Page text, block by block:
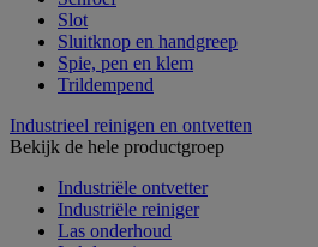
Slot
Sluitknop en handgreep
Spie, pen en klem
Trildempend
Industrieel reinigen en ontvetten
Bekijk de hele productgroep
Industriële ontvetter
Industriële reiniger
Las onderhoud